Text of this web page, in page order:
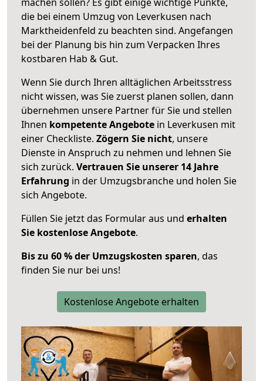
die bei einem Umzug von Leverkusen nach
Marktheidenfeld zu beachten sind. Angefangen
bei der Planung bis hin zum Verpacken Ihres
kostbaren Hab & Gut.
Wenn Sie durch Ihren alltäglichen Arbeitsstress
nicht wissen, was Sie zuerst planen sollen, dann
übernehmen unsere Partner für Sie und stellen
Ihnen kompetente Angebote in Leverkusen mit
einer Checkliste. Zögern Sie nicht, unsere
Dienste in Anspruch zu nehmen und lehnen Sie
sich zurück. Vertrauen Sie unserer 14 Jahre
Erfahrung in der Umzugsbranche und holen Sie
sich Angebote.
Füllen Sie jetzt das Formular aus und erhalten
Sie kostenlose Angebote.
Bis zu 60 % der Umzugskosten sparen, das
finden Sie nur bei uns!
Kostenlose Angebote erhalten